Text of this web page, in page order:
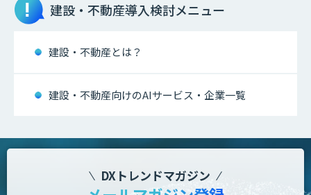
建設・不動産導入検討メニュー
建設・不動産とは？
建設・不動産向けのAIサービス・企業一覧
DXトレンドマガジン